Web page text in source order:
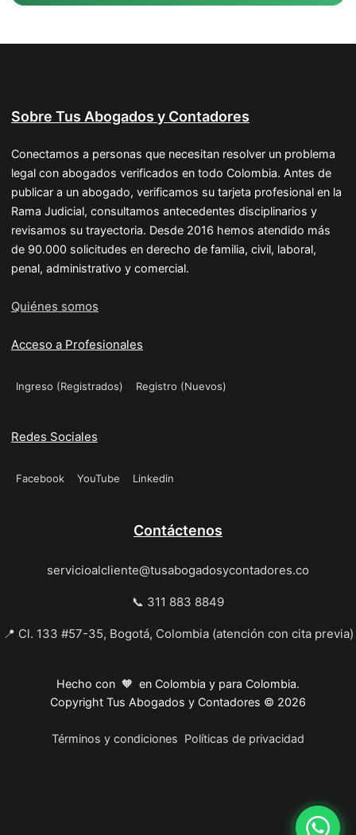
Sobre Tus Abogados y Contadores
Conectamos a personas que necesitan resolver un problema
legal con abogados verificados en todo Colombia. Antes de
publicar a un abogado, verificamos su tarjeta profesional en la
Rama Judicial, consultamos antecedentes disciplinarios y
revisamos su trayectoria. Desde 2016 hemos atendido más
de 90.000 solicitudes en derecho de familia, civil, laboral,
penal, administrativo y comercial.
Quiénes somos
Acceso a Profesionales
Ingreso (Registrados) Registro (Nuevos)
Redes Sociales
Facebook YouTube Linkedin
Contáctenos
servicioalcliente@tusabogadosycontadores.co
📞 311 883 8849
📍 Cl. 133 #57-35, Bogotá, Colombia (atención con cita previa)
Hecho con 🧡 en Colombia y para Colombia.
Copyright Tus Abogados y Contadores © 2026
Términos y condiciones Políticas de privacidad